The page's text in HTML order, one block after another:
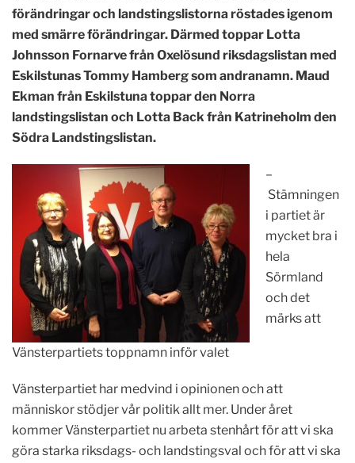
förändringar och landstingslistorna röstades igenom
med smärre förändringar. Därmed toppar Lotta
Johnsson Fornarve från Oxelösund riksdagslistan med
Eskilstunas Tommy Hamberg som andranamn. Maud
Ekman från Eskilstuna toppar den Norra
landstingslistan och Lotta Back från Katrineholm den
Södra Landstingslistan.
Vänsterpartiets toppnamn inför valet
–
Stämningen
i partiet är
mycket bra i
hela
Sörmland
och det
märks att
Vänsterpartiet har medvind i opinionen och att
människor stödjer vår politik allt mer. Under året
kommer Vänsterpartiet nu arbeta stenhårt för att vi ska
göra starka riksdags- och landstingsval och för att vi ska